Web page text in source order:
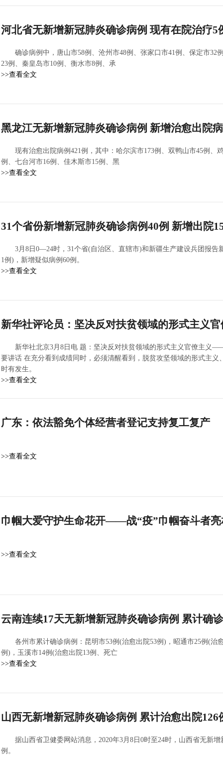
河北省无新增新冠肺炎确诊病例 现有在院治疗5
确诊病例中，唐山市58例、沧州市48例、张家口市41例、保定市32
23例、秦皇岛市10例、衡水市8例、承
>>查看全文
黑龙江无新增新冠肺炎确诊病例 新增治愈出院
现有治愈出院病例421例，其中：哈尔滨市173例、双鸭山市45例、
例、七台河市16例、佳木斯市15例、黑
>>查看全文
31个省份新增新冠肺炎确诊病例40例 新增出院
3月8日0—24时，31个省(自治区、直辖市)和新疆生产建设兵团报告
1例)，新增疑似病例60例。
>>查看全文
新华社评论员：坚决反对扶贫领域的形式主义
新华社北京3月8日电 题：坚决反对扶贫领域的形式主义官僚主义
要讲话 在充分看到成绩同时，必须清醒看到，脱贫攻坚领域的形式主
时有发生。
>>查看全文
广东：依法豁免个体经营者登记支持复工复产
>>查看全文
巾帼大爱守护生命花开——战“疫”巾帼奋斗者亮
>>查看全文
云南连续17天无新增新冠肺炎确诊病例 累计确
各州市累计确诊病例：昆明市53例(治愈出院53例)，昭通市25例(治
例)，玉溪市14例(治愈出院13例、死亡
>>查看全文
山西无新增新冠肺炎确诊病例 累计治愈出院126
据山西省卫健委网站消息，2020年3月8日0时至24时，山西省无新
例。